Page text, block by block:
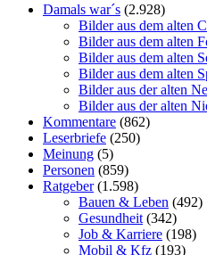
Damals war´s (2.928)
Bilder aus dem alten
Bilder aus dem alten
Bilder aus dem alten
Bilder aus dem alten
Bilder aus der alten
Bilder aus der alten
Kommentare (862)
Leserbriefe (250)
Meinung (5)
Personen (859)
Ratgeber(1.598)
Bauen & Leben (492)
Gesundheit (342)
Job & Karriere (198)
Mobil & Kfz (193)